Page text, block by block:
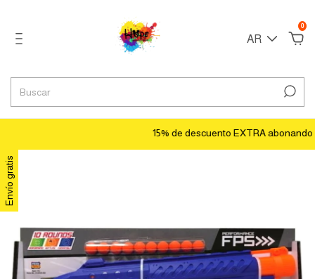
AR
0
15% de descuento EXTRA abonando
Envío gratis